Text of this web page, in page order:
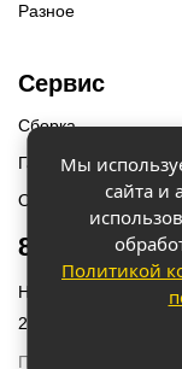
Разное
Сервис
Сборка
Гарантии
Оплата и доставка
8 (918) 087-
Наш адрес: г.
2023 © «Мебель
Политика
Мы
сайта и
Политикой